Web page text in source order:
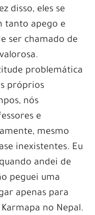
disso, eles se
tanto apego e
ser chamado de
problemática
próprios
nós
e
mesmo
inexistentes. Eu
andei de
peguei uma
apenas para
no Nepal.